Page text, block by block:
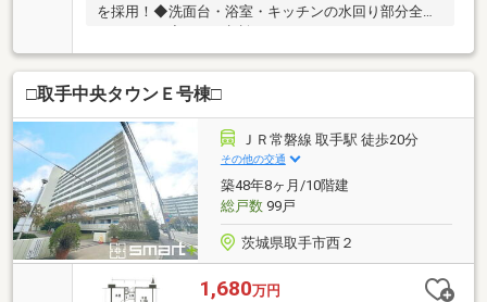
を採用！◆洗面台・浴室・キッチンの水回り部分全て
□取手中央タウンＥ号棟□
ＪＲ常磐線 取手駅 徒歩20分
その他の交通
築48年8ヶ月/10階建
総戸数99戸
茨城県取手市西２
1,680万円